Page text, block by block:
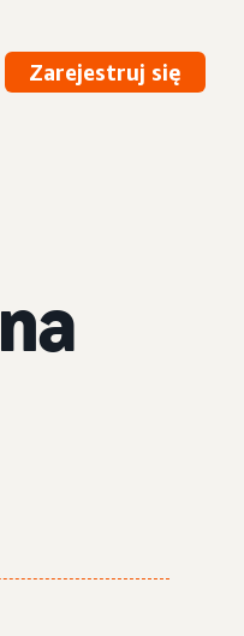
Zarejestruj się
na